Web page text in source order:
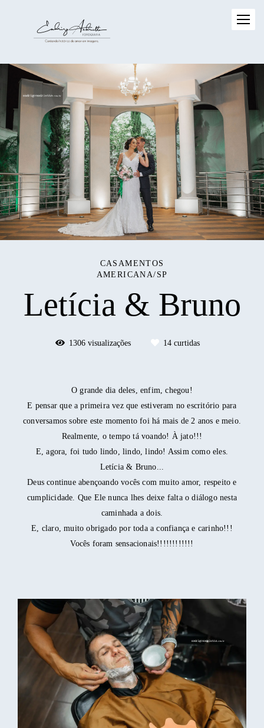
CASAMENTOS
AMERICANA/SP
Letícia & Bruno
1306 visualizações 14 curtidas
O grande dia deles, enfim, chegou!
E pensar que a primeira vez que estiveram no escritório para
conversamos sobre este momento foi há mais de 2 anos e meio.
Realmente, o tempo tá voando! À jato!!!
E, agora, foi tudo lindo, lindo, lindo! Assim como eles.
Letícia & Bruno...
Deus continue abençoando vocês com muito amor, respeito e
cumplicidade. Que Ele nunca lhes deixe falta o diálogo nesta
caminhada a dois.
E, claro, muito obrigado por toda a confiança e carinho!!!
Vocês foram sensacionais!!!!!!!!!!!!